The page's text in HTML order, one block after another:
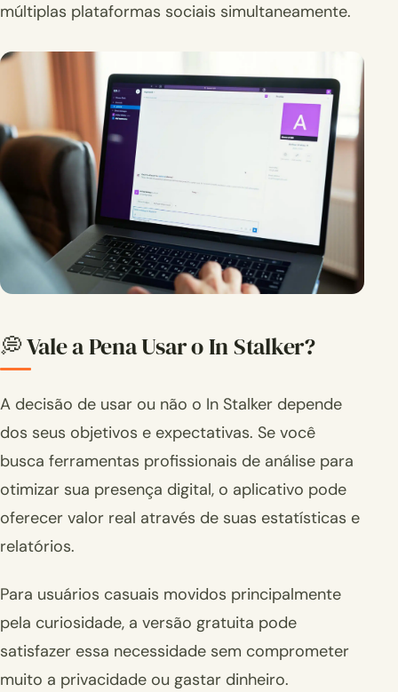
múltiplas plataformas sociais simultaneamente.
💭 Vale a Pena Usar o In Stalker?
A decisão de usar ou não o In Stalker depende
dos seus objetivos e expectativas. Se você
busca ferramentas profissionais de análise para
otimizar sua presença digital, o aplicativo pode
oferecer valor real através de suas estatísticas e
relatórios.
Para usuários casuais movidos principalmente
pela curiosidade, a versão gratuita pode
satisfazer essa necessidade sem comprometer
muito a privacidade ou gastar dinheiro.